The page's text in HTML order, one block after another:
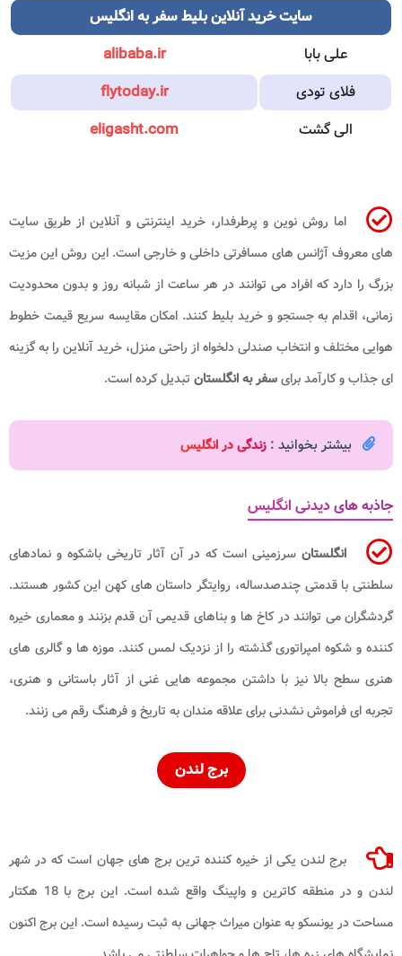
سایت خرید آنلاین بلیط سفر به انگلیس
علی بابا
alibaba.ir
فلای تودی
flytoday.ir
الی گشت
eligasht.com
اما روش نوین و پرطرفدار، خرید اینترنتی و آنلاین از طریق سایت
های معروف آژانس های مسافرتی داخلی و خارجی است. این روش این مزیت
بزرگ را دارد که افراد می توانند در هر ساعت از شبانه روز و بدون محدودیت
زمانی، اقدام به جستجو و خرید بلیط کنند. امکان مقایسه سریع قیمت خطوط
هوایی مختلف و انتخاب صندلی دلخواه از راحتی منزل، خرید آنلاین را به گزینه
ای جذاب و کارآمد برایسفر به انگلستان تبدیل کرده است.
بیشتر بخوانید : زندگی در انگلیس
جاذبه های دیدنی انگلیس
انگلستان سرزمینی است که در آن آثار تاریخی باشکوه و نمادهای
سلطنتی با قدمتی چندصدساله، روایتگر داستان های کهن این کشور هستند.
گردشگران می توانند در کاخ ها و بناهای قدیمی آن قدم بزنند و معماری خیره
کننده و شکوه امپراتوری گذشته را از نزدیک لمس کنند. موزه ها و گالری های
هنری سطح بالا نیز با داشتن مجموعه هایی غنی از آثار باستانی و هنری،
تجربه ای فراموش نشدنی برای علاقه مندان به تاریخ و فرهنگ رقم می زنند.
برج لندن
برج لندن یکی از خیره کننده ترین برج های جهان است که در شهر
لندن و در منطقه کاترین و واپینگ واقع شده است. این برج با 18 هکتار
مساحت در یونسکو به عنوان میراث جهانی به ثبت رسیده است. این برج اکنون